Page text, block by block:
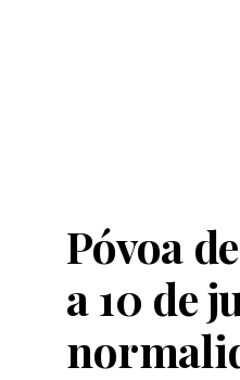
Póvoa
a 10 de